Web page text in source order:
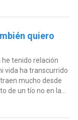
quiero
he tenido relación
vida ha transcurrido
mucho desde
de un tío no en la...